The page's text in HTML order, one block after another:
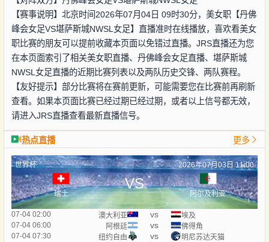
【赛事说明】北京时间2026年07月04日 09时30分，美女职【丹佛
峰会女足VS堪萨斯城NWSL女足】直播准时在线播放，喜欢看美女
职比赛的朋友可以提前收藏本页面以免错过直播。JRS直播还为您
在本页面索引了相关美女职直播、丹佛峰会女足直播、堪萨斯城
NWSL女足直播的近期比赛列表以及两队历史交锋、两队赛程。
【友好提示】部分比赛将在赛前更新，可能需要您在比赛前再刷新
查看。如果本页面比赛已经过期已经过期，或者以上信号都无效，
请进入JRS直播查看最新直播信号。
热点直播 更多
世界杯 2026年07月03日 11:00
瑞士
VS
阿尔及利亚
07-04 02:00 澳大利亚 vs
埃及
07-04 06:00
阿根廷 vs
佛得角
07-04 07:30
纽约自由 vs 明尼苏达天猫